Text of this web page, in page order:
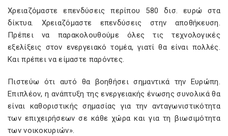
Χρειαζόμαστε επενδύσεις περίπου 580 δισ. ευρώ στα
δίκτυα. Χρειαζόμαστε επενδύσεις στην αποθήκευση.
Πρέπει να παρακολουθούμε όλες τις τεχνολογικές
εξελίξεις στον ενεργειακό τομέα, γιατί θα είναι πολλές.
Και πρέπει να είμαστε παρόντες.
Πιστεύω ότι αυτό θα βοηθήσει σημαντικά την Ευρώπη.
Επιπλέον, η ανάπτυξη της ενεργειακής ένωσης συνολικά θα
είναι καθοριστικής σημασίας για την ανταγωνιστικότητα
των επιχειρήσεων σε κάθε χώρα και για τη βιωσιμότητα
των νοικοκυριών».